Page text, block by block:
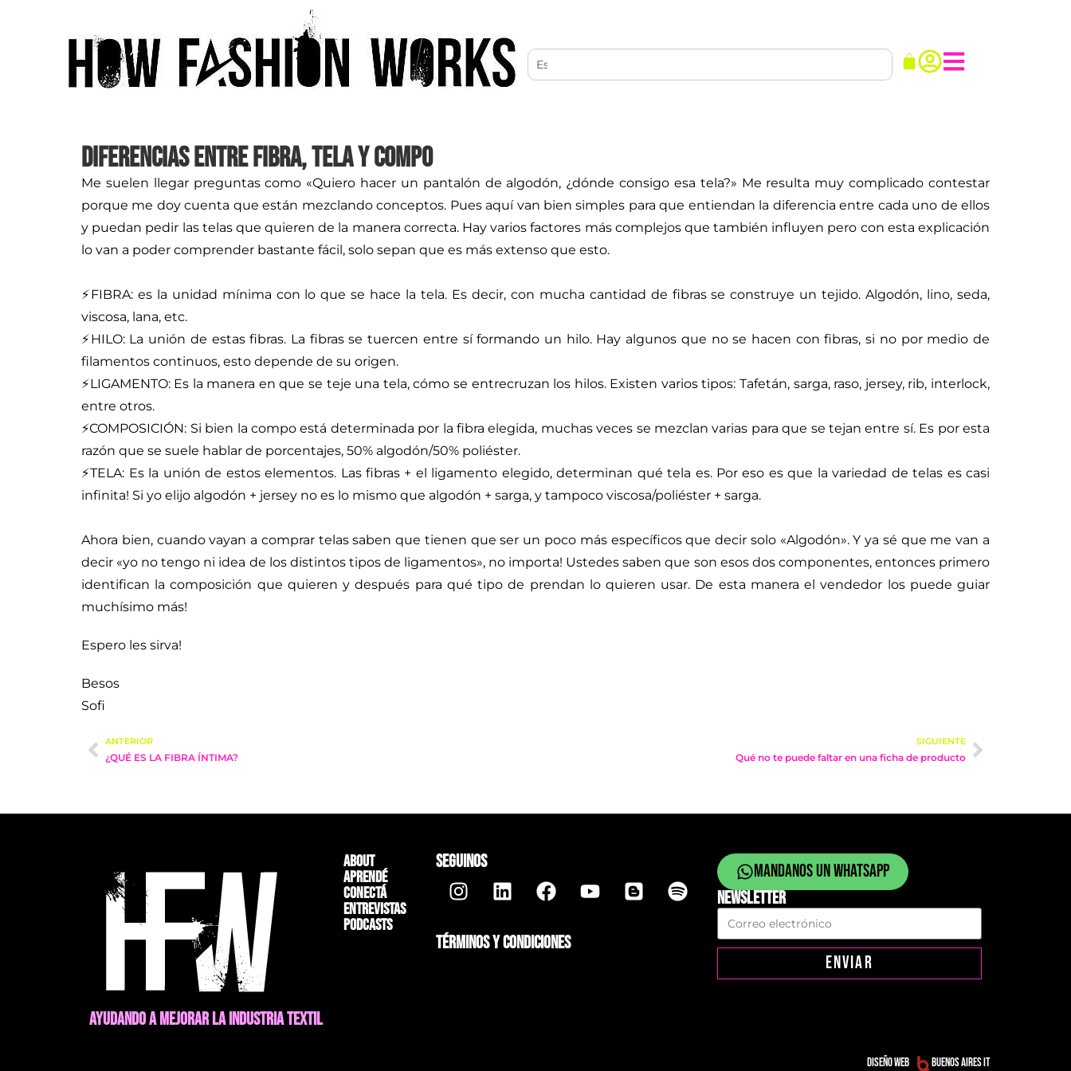
DIFERENCIAS ENTRE FIBRA, TELA Y COMPO
Me suelen llegar preguntas como «Quiero hacer un pantalón de algodón, ¿dónde consigo esa tela?» Me resulta muy complicado contestar
porque me doy cuenta que están mezclando conceptos. Pues aquí van bien simples para que entiendan la diferencia entre cada uno de ellos
y puedan pedir las telas que quieren de la manera correcta. Hay varios factores más complejos que también influyen pero con esta explicación
lo van a poder comprender bastante fácil, solo sepan que es más extenso que esto.
⚡FIBRA: es la unidad mínima con lo que se hace la tela. Es decir, con mucha cantidad de fibras se construye un tejido. Algodón, lino, seda,
viscosa, lana, etc.
⚡HILO: La unión de estas fibras. La fibras se tuercen entre sí formando un hilo. Hay algunos que no se hacen con fibras, si no por medio de
filamentos continuos, esto depende de su origen.
⚡LIGAMENTO: Es la manera en que se teje una tela, cómo se entrecruzan los hilos. Existen varios tipos: Tafetán, sarga, raso, jersey, rib, interlock,
entre otros.
⚡COMPOSICIÓN: Si bien la compo está determinada por la fibra elegida, muchas veces se mezclan varias para que se tejan entre sí. Es por esta
razón que se suele hablar de porcentajes, 50% algodón/50% poliéster.
⚡TELA: Es la unión de estos elementos. Las fibras + el ligamento elegido, determinan qué tela es. Por eso es que la variedad de telas es casi
infinita! Si yo elijo algodón + jersey no es lo mismo que algodón + sarga, y tampoco viscosa/poliéster + sarga.
Ahora bien, cuando vayan a comprar telas saben que tienen que ser un poco más específicos que decir solo «Algodón». Y ya sé que me van a
decir «yo no tengo ni idea de los distintos tipos de ligamentos», no importa! Ustedes saben que son esos dos componentes, entonces primero
identifican la composición que quieren y después para qué tipo de prendan lo quieren usar. De esta manera el vendedor los puede guiar
muchísimo más!
Espero les sirva!
Besos
Sofi
ANTERIOR
¿QUÉ ES LA FIBRA ÍNTIMA?
SIGUIENTE
Qué no te puede faltar en una ficha de producto
AYUDANDO A MEJORAR LA INDUSTRIA TEXTIL
About
Aprendé
Conectá
Entrevistas
Podcasts
SEGUINOS
TÉRMINOS Y CONDICIONES
Mandanos un whatsapp
NEWSLETTER
ENVIAR
Diseño web Buenos Aires IT